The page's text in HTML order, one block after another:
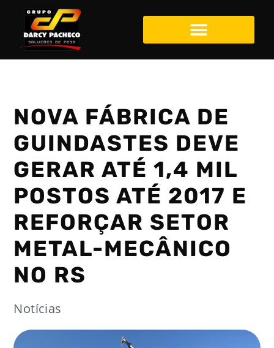
NOVA FÁBRICA DE
GUINDASTES DEVE
GERAR ATÉ 1,4 MIL
POSTOS ATÉ 2017 E
REFORÇAR SETOR
METAL-MECÂNICO
NO RS
Notícias